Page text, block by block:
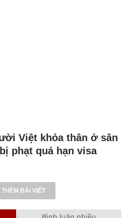
Việt khỏa thân ở sân
phạt quá hạn visa
THÊM BÀI VIẾT